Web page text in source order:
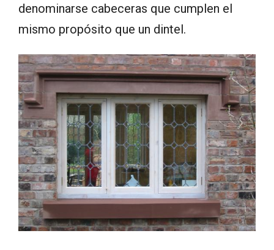
denominarse cabeceras que cumplen el
mismo propósito que un dintel.